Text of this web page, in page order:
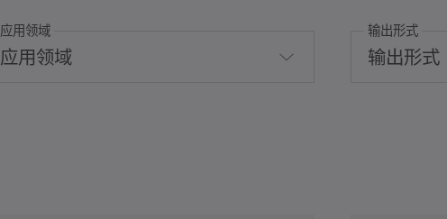
应用领域
应用领域
输出形式
输出形式